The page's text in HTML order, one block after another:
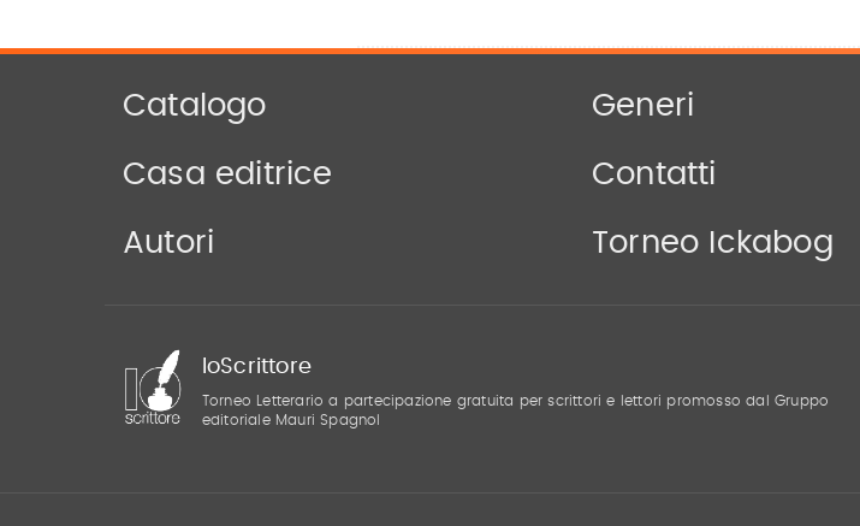
Catalogo Generi
Casa editrice Contatti
Autori Torneo Ickabog
IoScrittore
Torneo Letterario a partecipazione gratuita per scrittori e lettori promosso dal Gruppo
editoriale Mauri Spagnol